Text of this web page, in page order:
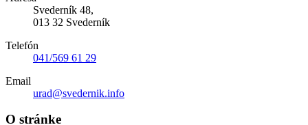
Svederník 48,
013 32 Svederník
Telefón
041/569 61 29
Email
urad@svedernik.info
O stránke